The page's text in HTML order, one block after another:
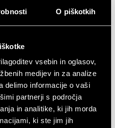
O piškotkih
vsebin in oglasov,
medijev in za analize
delimo informacije o vaši
partnerji s področja
in analitike, ki jih morda
ki ste jim jih
Home